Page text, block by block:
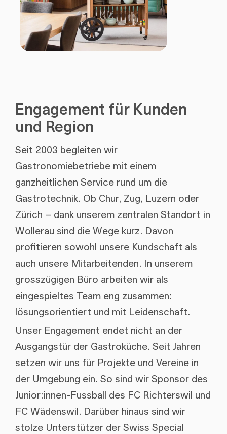
Engagement für Kunden
und Region
Seit 2003 begleiten wir
Gastronomiebetriebe mit einem
ganzheitlichen Service rund um die
Gastrotechnik. Ob Chur, Zug, Luzern oder
Zürich – dank unserem zentralen Standort in
Wollerau sind die Wege kurz. Davon
profitieren sowohl unsere Kundschaft als
auch unsere Mitarbeitenden. In unserem
grosszügigen Büro arbeiten wir als
eingespieltes Team eng zusammen:
lösungsorientiert und mit Leidenschaft.
Unser Engagement endet nicht an der
Ausgangstür der Gastroküche. Seit Jahren
setzen wir uns für Projekte und Vereine in
der Umgebung ein. So sind wir Sponsor des
Junior:innen-Fussball des FC Richterswil und
FC Wädenswil. Darüber hinaus sind wir
stolze Unterstützer der Swiss Special